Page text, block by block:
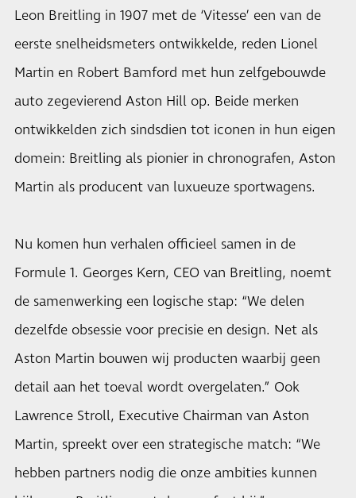
Leon Breitling in 1907 met de ‘Vitesse’ een van de
eerste snelheidsmeters ontwikkelde, reden Lionel
Martin en Robert Bamford met hun zelfgebouwde
auto zegevierend Aston Hill op. Beide merken
ontwikkelden zich sindsdien tot iconen in hun eigen
domein: Breitling als pionier in chronografen, Aston
Martin als producent van luxueuze sportwagens.
Nu komen hun verhalen officieel samen in de
Formule 1. Georges Kern, CEO van Breitling, noemt
de samenwerking een logische stap: “We delen
dezelfde obsessie voor precisie en design. Net als
Aston Martin bouwen wij producten waarbij geen
detail aan het toeval wordt overgelaten.” Ook
Lawrence Stroll, Executive Chairman van Aston
Martin, spreekt over een strategische match: “We
hebben partners nodig die onze ambities kunnen